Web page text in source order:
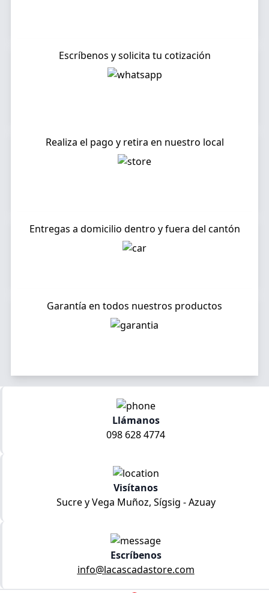
Escríbenos y solicita tu cotización
Realiza el pago y retira en nuestro local
Entregas a domicilio dentro y fuera del cantón
Garantía en todos nuestros productos
Llámanos
098 628 4774
Visítanos
Sucre y Vega Muñoz, Sígsig - Azuay
Escríbenos
info@lacascadastore.com